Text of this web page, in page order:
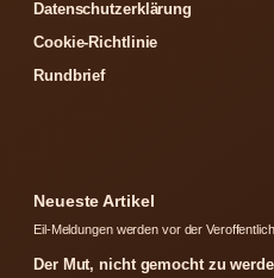
Datenschutzerklärung
Cookie-Richtlinie
Rundbrief
Neueste Artikel
Eil-Meldungen werden vor der
Der Mut, nicht gemocht zu